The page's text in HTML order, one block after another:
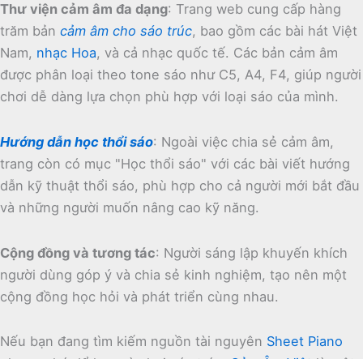
Thư viện cảm âm đa dạng: Trang web cung cấp hàng
trăm bản cảm âm cho sáo trúc, bao gồm các bài hát Việt
Nam, nhạc Hoa, và cả nhạc quốc tế. Các bản cảm âm
được phân loại theo tone sáo như C5, A4, F4, giúp người
chơi dễ dàng lựa chọn phù hợp với loại sáo của mình.
Hướng dẫn học thổi sáo: Ngoài việc chia sẻ cảm âm,
trang còn có mục "Học thổi sáo" với các bài viết hướng
dẫn kỹ thuật thổi sáo, phù hợp cho cả người mới bắt đầu
và những người muốn nâng cao kỹ năng.
Cộng đồng và tương tác: Người sáng lập khuyến khích
người dùng góp ý và chia sẻ kinh nghiệm, tạo nên một
cộng đồng học hỏi và phát triển cùng nhau.
Nếu bạn đang tìm kiếm nguồn tài nguyên Sheet Piano